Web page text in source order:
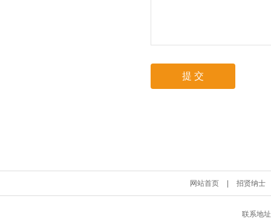
网站首页 招贤纳士
联系地